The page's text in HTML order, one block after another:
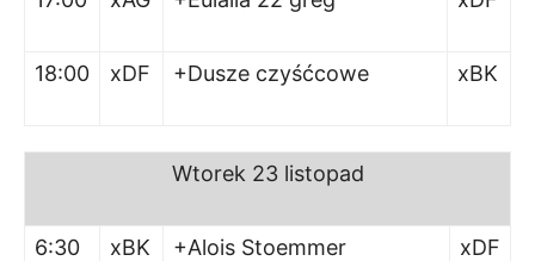
18:00 xDF +Dusze czyśćcowe xBK
Wtorek 23 listopad
6:30 xBK +Alois Stoemmer xDF